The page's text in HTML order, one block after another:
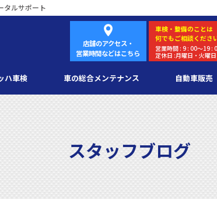
タルサポート
車検・ 整備のことは
何でもご相談くださ
営業時間 : 9 : 00～19
定休日 :月曜日・火曜
店舗のアクセス・
営業時間などはこちら
ハ車検 車の総合メンテナンス 自動車販売
スタッフブログ